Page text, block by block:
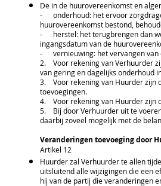
De in de huurovereenkomst en
- onderhoud: het ervoor
huurovereenkomst bestond,
- herstel: het terugbrengen dan
ingangsdatum van de
- vernieuwing: het vervangen van
2. Voor rekening van Verhuurder
van gering en dagelijks onderhoud
3. Voor rekening van Huurder zijn
toevoegingen.
4. Voor rekening van Huurder zijn
5. Bij door Verhuurder uit te
daarbij zoveel mogelijk met de
Veranderingen toevoeging door
Artikel 12
Huurder zal Verhuurder te allen
uitsluitend alle wijzigingen die een
hij van de partij die veranderingen